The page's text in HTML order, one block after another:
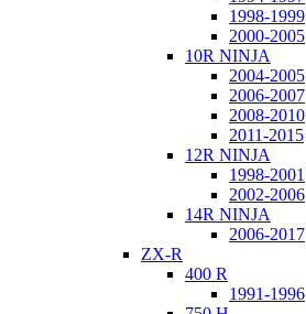
1998-1999
2000-2005
10R NINJA
2004-2005
2006-2007
2008-2010
2011-2015
12R NINJA
1998-2001
2002-2006
14R NINJA
2006-2017
ZX-R
400 R
1991-1996